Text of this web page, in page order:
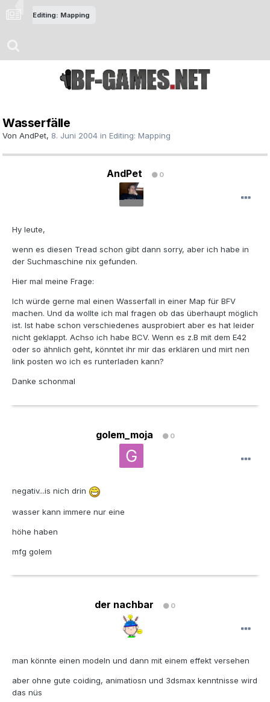
Editing: Mapping
Wasserfälle
Von AndPet, 8. Juni 2004 in Editing: Mapping
AndPet 0
Hy leute,
wenn es diesen Tread schon gibt dann sorry, aber ich habe in
der Suchmaschine nix gefunden.
Hier mal meine Frage:
Ich würde gerne mal einen Wasserfall in einer Map für BFV
machen. Und da wollte ich mal fragen ob das überhaupt möglich
ist. Ist habe schon verschiedenes ausprobiert aber es hat leider
nicht geklappt. Achso ich habe BCV. Wenn es z.B mit dem E42
oder so ähnlich geht, könntet ihr mir das erklären und mirt nen
link posten wo ich es runterladen kann?
Danke schonmal
golem_moja 0
negativ...is nich drin
wasser kann immere nur eine
höhe haben
mfg golem
der nachbar 0
man könnte einen modeln und dann mit einem effekt versehen
aber ohne gute coiding, animatiosn und 3dsmax kenntnisse wird
das nüs